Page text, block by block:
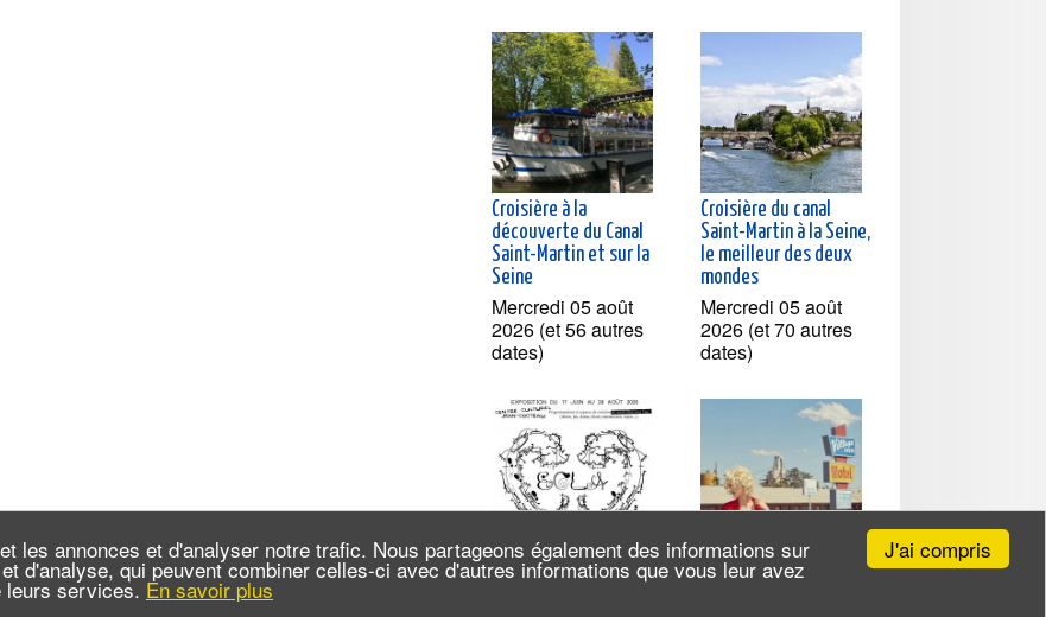
J'ai compris
les annonces et d'analyser notre trafic. Nous partageons également des informations sur
d'analyse, qui peuvent combiner celles-ci avec d'autres informations que vous leur avez
leurs services. En savoir plus
Croisière à la
découverte du Canal
Saint-Martin et sur la
Seine
Mercredi 05 août
2026 (et 56 autres
dates)
Croisière du canal
Saint-Martin à la Seine,
le meilleur des deux
mondes
Mercredi 05 août
2026 (et 70 autres
dates)
ECLA - Espace de
Visite guidée de